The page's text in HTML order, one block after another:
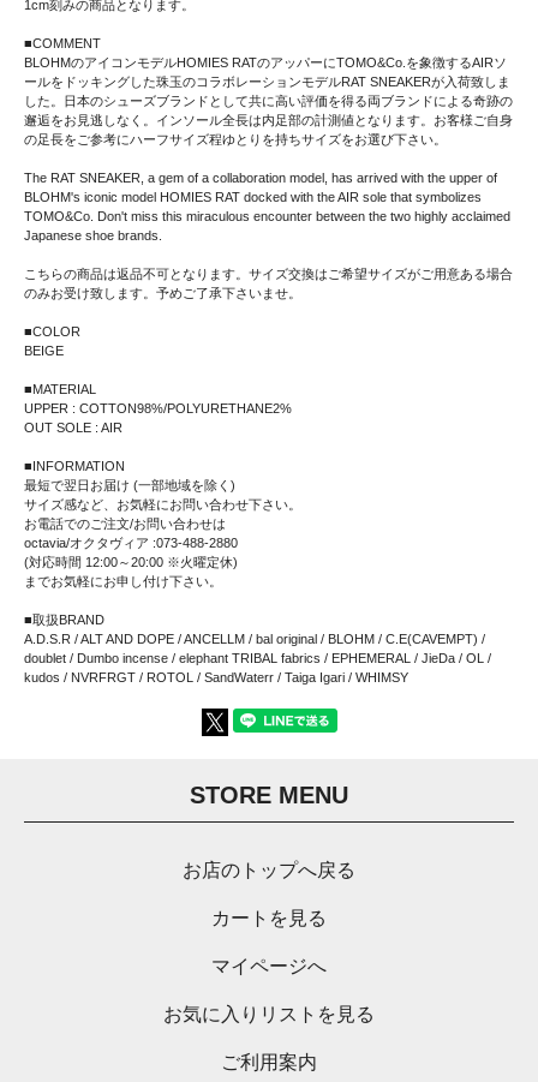
1cm刻みの商品となります。
■COMMENT
BLOHMのアイコンモデルHOMIES RATのアッパーにTOMO&Co.を象徴するAIRソ
ールをドッキングした珠玉のコラボレーションモデルRAT SNEAKERが入荷致しま
した。日本のシューズブランドとして共に高い評価を得る両ブランドによる奇跡の
邂逅をお見逃しなく。インソール全長は内足部の計測値となります。お客様ご自身
の足長をご参考にハーフサイズ程ゆとりを持ちサイズをお選び下さい。
The RAT SNEAKER, a gem of a collaboration model, has arrived with the upper of
BLOHM's iconic model HOMIES RAT docked with the AIR sole that symbolizes
TOMO&Co. Don't miss this miraculous encounter between the two highly acclaimed
Japanese shoe brands.
こちらの商品は返品不可となります。サイズ交換はご希望サイズがご用意ある場合
のみお受け致します。予めご了承下さいませ。
■COLOR
BEIGE
■MATERIAL
UPPER : COTTON98%/POLYURETHANE2%
OUT SOLE : AIR
■INFORMATION
最短で翌日お届け (一部地域を除く)
サイズ感など、お気軽にお問い合わせ下さい。
お電話でのご注文/お問い合わせは
octavia/オクタヴィア :073-488-2880
(対応時間 12:00～20:00 ※火曜定休)
までお気軽にお申し付け下さい。
■取扱BRAND
A.D.S.R / ALT AND DOPE / ANCELLM / bal original / BLOHM / C.E(CAVEMPT) /
doublet / Dumbo incense / elephant TRIBAL fabrics / EPHEMERAL / JieDa / OL /
kudos / NVRFRGT / ROTOL / SandWaterr / Taiga Igari / WHIMSY
STORE MENU
お店のトップへ戻る
カートを見る
マイページへ
お気に入りリストを見る
ご利用案内